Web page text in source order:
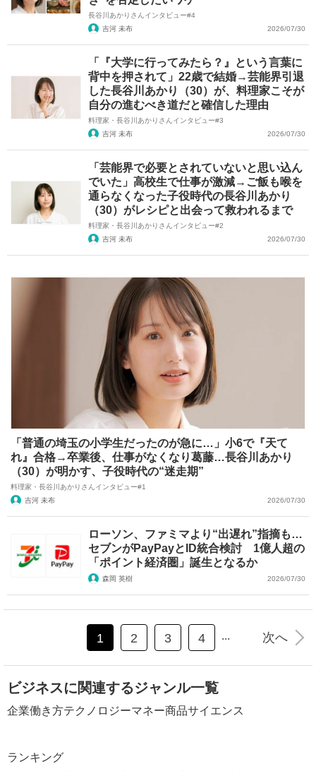
長谷川あかりさんインタビュー#4
吉河 未布
2026/07/30
「『大学に行ってみたら？』という言葉に
背中を押されて」22歳で結婚→芸能界引退
した長谷川あかり（30）が、料理家こそが
自分の進むべき道だと確信した理由
料理家・長谷川あかりさんインタビュー#3
吉河 未布
2026/07/30
「芸能界で必要とされていないと思い込ん
でいた」高校生で仕事が激減→ご飯も喉を
通らなくなった子役時代の長谷川あかり
（30）がレシピと出会って救われるまで
料理家・長谷川あかりさんインタビュー#2
吉河 未布
2026/07/30
「普通の埼玉の小学生だったのが急に…」小6で『天て
れ』合格→卒業後、仕事がなくなり葛藤…長谷川あかり
（30）が明かす、子役時代の“迷走期”
料理家・長谷川あかりさんインタビュー#1
吉河 未布
2026/07/30
ローソン、ファミマより“出遅れ”指摘も…
セブンがPayPayとID統合検討 1億人超の
「ポイント経済圏」誕生となるか
森岡 英樹 2026/07/30
1 2 3 4 ... 次へ
ビジネスに関連するジャンル一覧
企業働き方テクノロジーマネー商品サイエンス
ランキング